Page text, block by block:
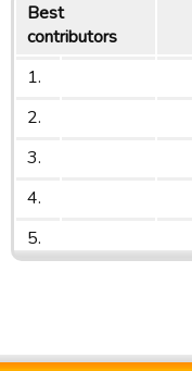
Best
contributors
1.
2.
3.
4.
5.